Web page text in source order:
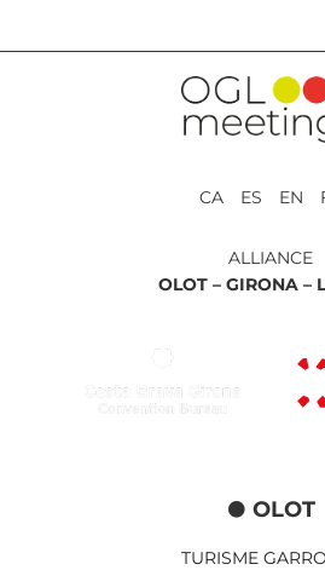
CA ES EN
ALLIANCE
OLOT – GIRONA –
OLOT
TURISME